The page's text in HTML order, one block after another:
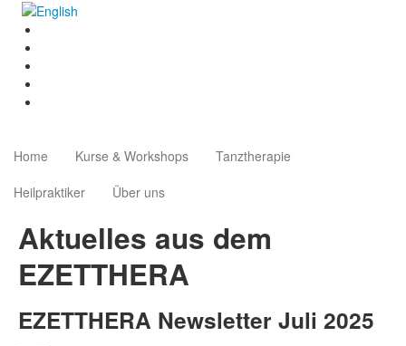
Home Kurse & Workshops
Tanztherapie
Heilpraktiker
Über uns
Aktuelles aus dem
EZETTHERA
EZETTHERA Newsletter Juli 2025